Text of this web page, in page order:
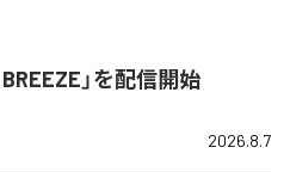
」を配信開始
2026.8.7